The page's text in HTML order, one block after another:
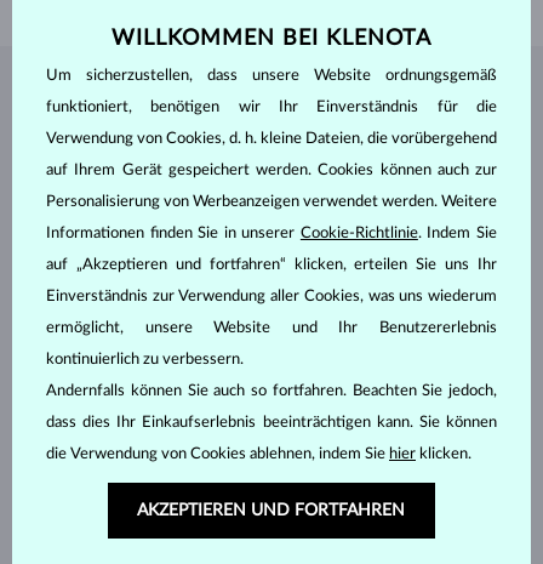
SCHMUCK AUS DEMKLENOTA ATELIER
WILLKOMMEN BEI KLENOTA
Um sicherzustellen, dass unsere Website ordnungsgemäß
funktioniert, benötigen wir Ihr Einverständnis für die
Verwendung von Cookies, d. h. kleine Dateien, die vorübergehend
auf Ihrem Gerät gespeichert werden. Cookies können auch zur
Personalisierung von Werbeanzeigen verwendet werden. Weitere
Informationen finden Sie in unserer Cookie-Richtlinie. Indem Sie
auf „Akzeptieren und fortfahren“ klicken, erteilen Sie uns Ihr
Einverständnis zur Verwendung aller Cookies, was uns wiederum
ermöglicht, unsere Website und Ihr Benutzererlebnis
kontinuierlich zu verbessern.
Andernfalls können Sie auch so fortfahren. Beachten Sie jedoch,
dass dies Ihr Einkaufserlebnis beeinträchtigen kann. Sie können
die Verwendung von Cookies ablehnen, indem Sie hier klicken.
AKZEPTIEREN UND FORTFAHREN